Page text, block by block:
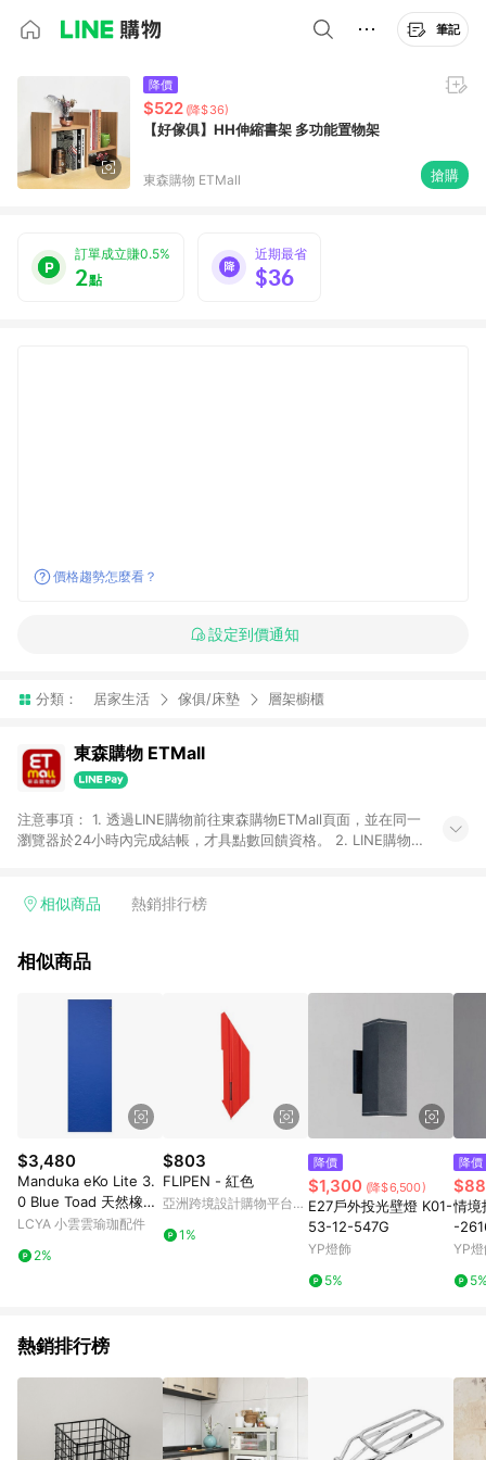
筆記
降價
$522 (降$36)
【好傢俱】HH伸縮書架 多功能置物架
東森購物 ETMall 搶購
訂單成立賺0.5%
2點
近期最省
$36
價格趨勢怎麼看？
設定到價通知
分類： 居家生活 傢俱/床墊 層架櫥櫃
東森購物 ETMall
注意事項： 1. 透過LINE購物前往東森購物ETMall頁面，並在同一
瀏覽器於24小時內完成結帳，才具點數回饋資格。 2. LINE購物
單，皆不在點數回饋範圍內。 3. 如購買以下類別商品，將無法獲
球嚴選、商城、專案商品、「草莓網」全館商品。 4. 如取消訂
回饋。 5. 點數回饋會扣除所有折扣優惠後之最終發票金額計算，
實際回饋請依LINE購物通知為主。 6. 訂單如有使用東森購物
ETMall站內之折扣優惠(包含但不限於東森幣、樂透金、東森現金
券等)，不具點數回饋資格。詳細請依東森購物ETMall之結帳頁面
顯示為準。 7. LINE購物設有「單一商品最高回饋點數」機制(特
殊活動時開放「回饋無上限」)，以同一訂單中同一商品不論件數
計算，並依訂單成立時間當下LINE購物所設定的回饋機制為準。
8. LINE購物為購物資訊整合性平台，商品資料更新會有時間差，
如顯示之商品規格、顏色、價位、贈品與東森購物ETMall銷售網
頁不符，以銷售網頁標示為準。 9. 若有贈點爭議，請務必於訂單
日期+180天以內至LINE購物客服洽詢；若超過180天(含)以上進
行申訴，恕無法贈點回饋。 10. 部分點數紅包僅限指定商品使
用，或不適用於無回饋商品。各點數紅包之適用商品與使用條件
相似商品 熱銷排行榜
相似商品
$3,480
Manduka eKo Lite 3.
0 Blue Toad 天然橡膠
輕量瑜珈墊 厚度:4mm
LCYA 小雲雲瑜珈配件
2%
$803
FLIPEN - 紅色
亞洲跨境設計購物平台
1%
降價
$1,300 (降$6,500)
E27戶外投光壁燈 K01-
53-12-547G
YP燈飾
5%
降價
情境
-
YP
熱銷排行榜